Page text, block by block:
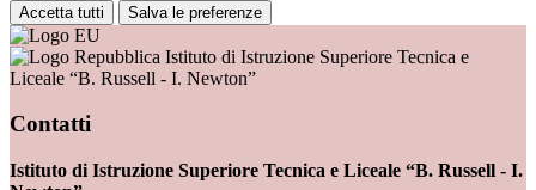
Accetta tutti Salva le preferenze
Istituto di Istruzione Superiore Tecnica e
Liceale “B. Russell - I. Newton”
Contatti
Istituto di Istruzione Superiore Tecnica e Liceale “B. Russell - I.